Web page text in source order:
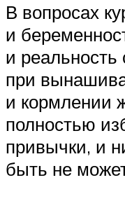
В вопросах
и
и
при
и кормлении
полностью
привычки, и
быть не